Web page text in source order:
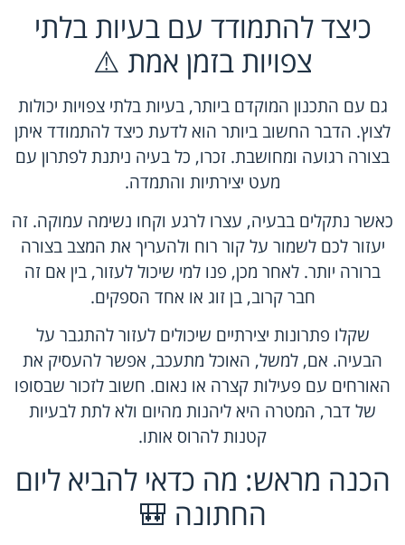
כיצד להתמודד עם בעיות בלתי
צפויות בזמן אמת ⚠️
גם עם התכנון המוקדם ביותר, בעיות בלתי צפויות יכולות
לצוץ. הדבר החשוב ביותר הוא לדעת כיצד להתמודד איתן
בצורה רגועה ומחושבת. זכרו, כל בעיה ניתנת לפתרון עם
מעט יצירתיות והתמדה.
כאשר נתקלים בבעיה, עצרו לרגע וקחו נשימה עמוקה. זה
יעזור לכם לשמור על קור רוח ולהעריך את המצב בצורה
ברורה יותר. לאחר מכן, פנו למי שיכול לעזור, בין אם זה
חבר קרוב, בן זוג או אחד הספקים.
שקלו פתרונות יצירתיים שיכולים לעזור להתגבר על
הבעיה. אם, למשל, האוכל מתעכב, אפשר להעסיק את
האורחים עם פעילות קצרה או נאום. חשוב לזכור שבסופו
של דבר, המטרה היא ליהנות מהיום ולא לתת לבעיות
קטנות להרוס אותו.
הכנה מראש: מה כדאי להביא ליום
החתונה 🎒